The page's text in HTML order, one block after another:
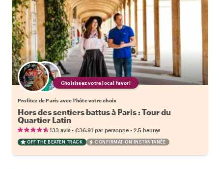
Choisissez votre local favori
Profitez de Paris avec l'hôte votre choix
Hors des sentiers battus à Paris : Tour du
Quartier Latin
133 avis • €36.91 par personne • 2.5 heures
OFF THE BEATEN TRACK CONFIRMATION INSTANTANÉE